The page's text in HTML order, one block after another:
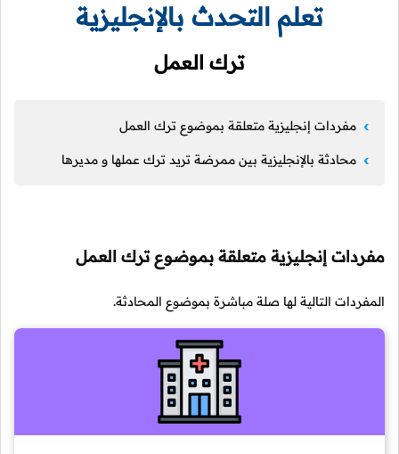
تعلم التحدث بالإنجليزية
ترك العمل
مفردات إنجليزية متعلقة بموضوع ترك العمل
محادثة بالإنجليزية بين ممرضة تريد ترك عملها و مديرها
مفردات إنجليزية متعلقة بموضوع ترك العمل
المفردات التالية لها صلة مباشرة بموضوع المحادثة.